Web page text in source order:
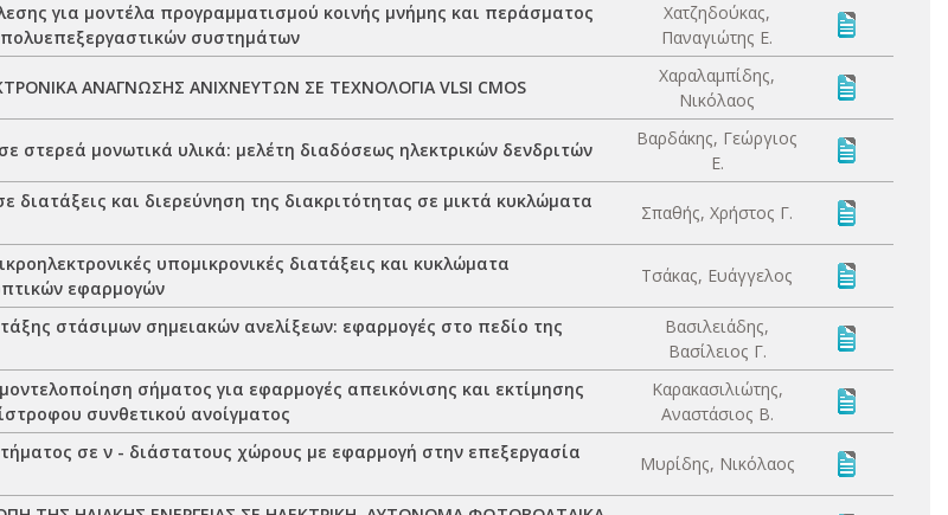
για μοντέλα προγραμματισμού κοινής μνήμης και περάσματος
συστημάτων
Χατζηδούκας,
Παναγιώτης Ε.
ΑΝΑΓΝΩΣΗΣ ΑΝΙΧΝΕΥΤΩΝ ΣΕ ΤΕΧΝΟΛΟΓΙΑ VLSI CMOS
Χαραλαμπίδης,
Νικόλαος
στερεά μονωτικά υλικά: μελέτη διαδόσεως ηλεκτρικών δενδριτών
Βαρδάκης, Γεώργιος
Ε.
διατάξεις και διερεύνηση της διακριτότητας σε μικτά κυκλώματα
Σπαθής, Χρήστος Γ.
υπομικρονικές διατάξεις και κυκλώματα
εφαρμογών
Τσάκας, Ευάγγελος
στάσιμων σημειακών ανελίξεων: εφαρμογές στο πεδίο της
Βασιλειάδης,
Βασίλειος Γ.
σήματος για εφαρμογές απεικόνισης και εκτίμησης
συνθετικού ανοίγματος
Καρακασιλιώτης,
Αναστάσιος Β.
σε ν - διάστατους χώρους με εφαρμογή στην επεξεργασία
Μυρίδης, Νικόλαος